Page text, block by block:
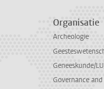
Organisatie
Archeologie
Geneeskunde/
Governance